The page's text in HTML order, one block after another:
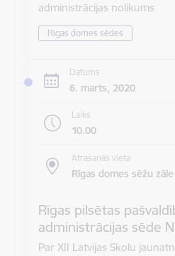
administrācijas nolikums
Rīgas domes sēdes
Datums
6. marts, 2020
Laiks
10.00
Atrašanās vieta
Rīgas domes sēžu zāle
Rīgas pilsētas
administrācijas sēde
Par XII Latvijas Skolu